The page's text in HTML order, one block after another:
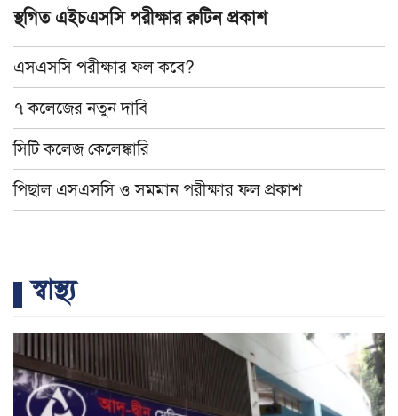
স্থগিত এইচএসসি পরীক্ষার রুটিন প্রকাশ
এসএসসি পরীক্ষার ফল কবে?
৭ কলেজের নতুন দাবি
সিটি কলেজ কেলেঙ্কারি
পিছাল এসএসসি ও সমমান পরীক্ষার ফল প্রকাশ
স্বাস্থ্য